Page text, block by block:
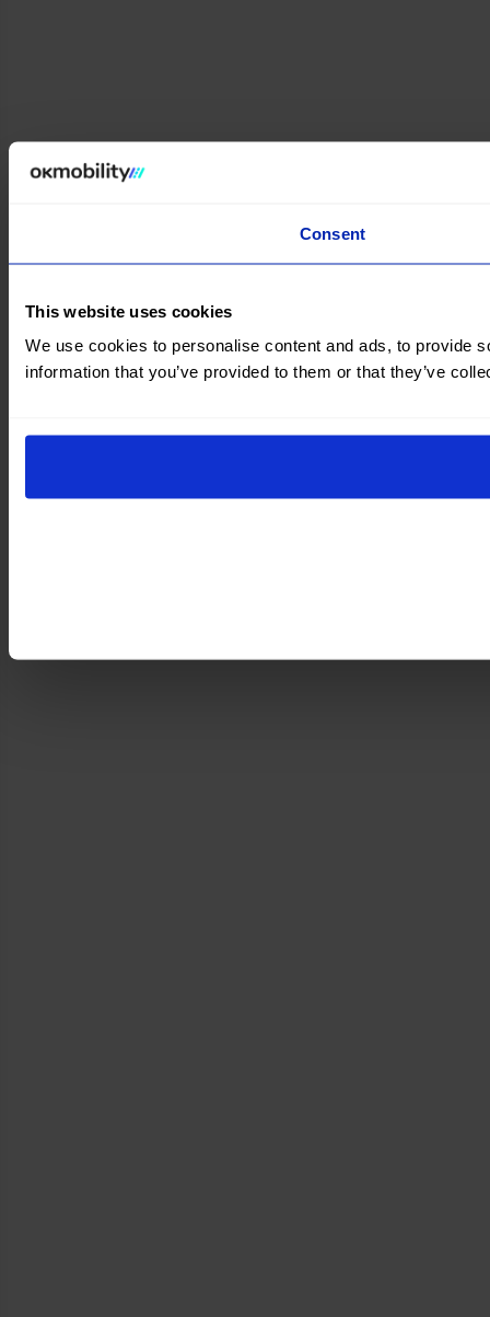
Consent
This website uses cookies
We use cookies to personalise content and ads, to provide
information that you’ve provided to them or that they’ve